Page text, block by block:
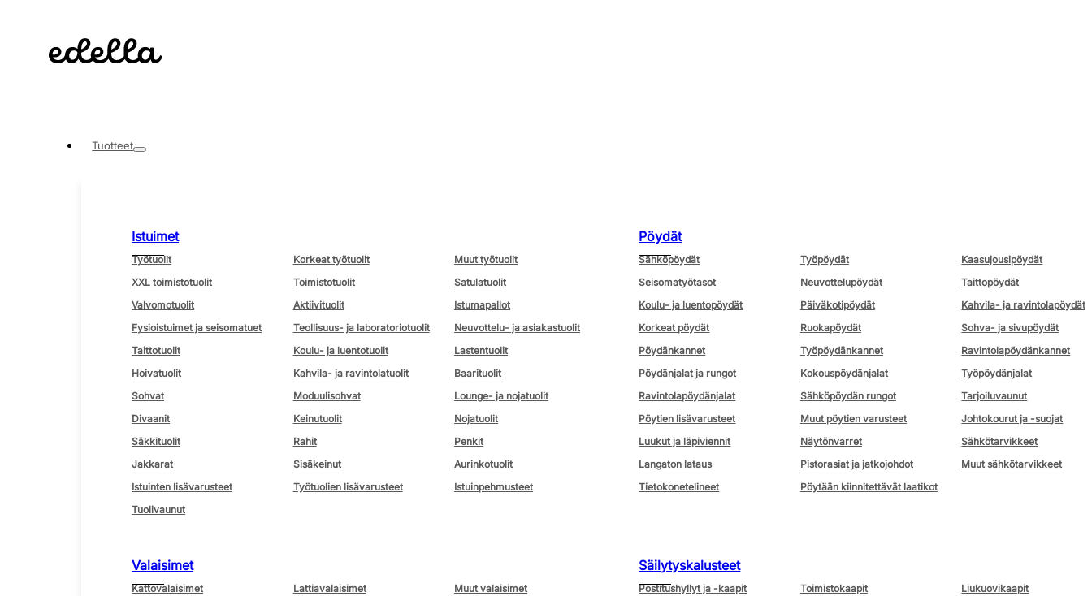
Tuotteet
Istuimet
Työtuolit Korkeat työtuolit
Muut työtuolit
XXL toimistotuolit
Toimistotuolit
Satulatuolit
Valvomotuolit
Aktiivituolit
Istumapallot
Fysioistuimet ja seisomatuet
Teollisuus- ja laboratoriotuolit
Neuvottelu- ja asiakastuolit
Taittotuolit
Koulu- ja luentotuolit
Lastentuolit
Hoivatuolit
Kahvila- ja ravintolatuolit
Baarituolit
Sohvat
Moduulisohvat
Lounge- ja nojatuolit
Divaanit
Keinutuolit
Nojatuolit
Säkkituolit
Rahit
Penkit
Jakkarat
Sisäkeinut
Aurinkotuolit
Istuinten lisävarusteet
Työtuolien lisävarusteet
Istuinpehmusteet
Tuolivaunut
Pöydät
Sähköpöydät Työpöydät
Kaasujousipöydät
Seisomatyötasot
Neuvottelupöydät
Taittopöydät
Koulu- ja luentopöydät
Päiväkotipöydät
Kahvila- ja ravintolapöydät
Korkeat pöydät
Ruokapöydät
Sohva- ja sivupöydät
Pöydänkannet
Työpöydänkannet
Ravintolapöydänkannet
Pöydänjalat ja rungot
Kokouspöydänjalat
Työpöydänjalat
Ravintolapöydänjalat
Sähköpöydän rungot
Tarjoiluvaunut
Pöytien lisävarusteet
Muut pöytien varusteet
Johtokourut ja -suojat
Luukut ja läpiviennit
Näytönvarret
Sähkötarvikkeet
Langaton lataus
Pistorasiat ja jatkojohdot
Muut sähkötarvikkeet
Tietokonetelineet
Pöytään kiinnitettävät laatikot
Valaisimet
Kattovalaisimet Lattiavalaisimet
Muut valaisimet
Säilytyskalusteet
Postitushyllyt ja -kaapit Toimistokaapit
Liukuovikaapit